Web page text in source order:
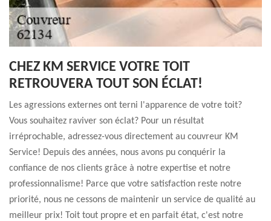
CHEZ KM SERVICE VOTRE TOIT
RETROUVERA TOUT SON ÉCLAT!
Les agressions externes ont terni l'apparence de votre toit?
Vous souhaitez raviver son éclat? Pour un résultat
irréprochable, adressez-vous directement au couvreur KM
Service! Depuis des années, nous avons pu conquérir la
confiance de nos clients grâce à notre expertise et notre
professionnalisme! Parce que votre satisfaction reste notre
priorité, nous ne cessons de maintenir un service de qualité au
meilleur prix! Toit tout propre et en parfait état, c'est notre